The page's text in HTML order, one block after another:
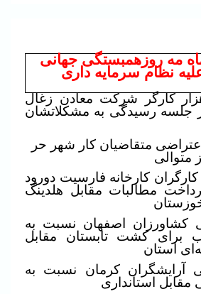
مه روزهمبستگی جهانی
نظام سرمایه داری
کارگر شرکت معادن زغال
جلسه رسیدگی به مشکلاتشان
متقاضیان کار شهر حر
متوالی
کارخانه فارسیت دورود
مطالبات مقابل هلدینگ
کشاورزان اصفهان نسبت به
کشت تابستان مقابل
استان
آرایشگران کرمان نسبت به
مقابل استانداری